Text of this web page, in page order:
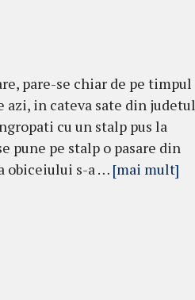
pare-se chiar de pe timpul
azi, in cateva sate din judetul
cu un stalp pus la
pune pe stalp o pasare din
obiceiului s-a … [mai mult]